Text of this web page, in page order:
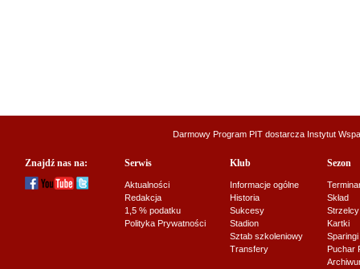
Darmowy Program PIT dostarcza Instytut
Znajdź nas na: Serwis
Aktualności
Redakcja
1,5 % podatku
Polityka Prywatności
Klub
Informacje ogólne
Historia
Sukcesy
Stadion
Sztab szkoleniowy
Transfery
Sezon
Skład
Strzelcy
Kartki
Sparingi
Puchar